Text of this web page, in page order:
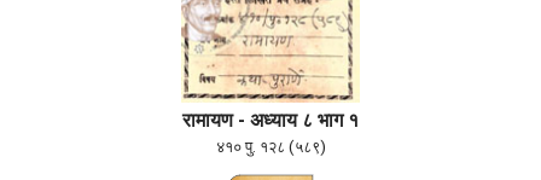
रामायण - अध्याय ८ भाग १
४१० पु. १२८ (५८९)